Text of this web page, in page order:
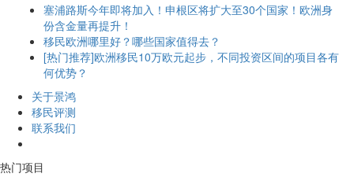
塞浦路斯今年即将加入！申根区将扩大至30个国家！欧洲身
份含金量再提升！
移民欧洲哪里好？哪些国家值得去？
[热门推荐]欧洲移民10万欧元起步，不同投资区间的项目各有
何优势？
关于景鸿
移民评测
联系我们
热门项目